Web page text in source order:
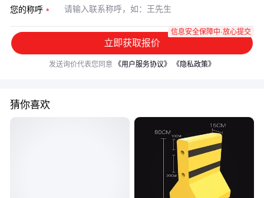
您的称呼
立即获取报价
信息安全保障中·放心提交
发送询价代表您同意 《用户服务协议》 《隐私政策》
猜你喜欢